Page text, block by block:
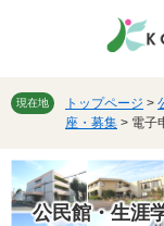
先
を
て
本
現在地 トップページ >
座・募集 > 電子
公民館・生涯